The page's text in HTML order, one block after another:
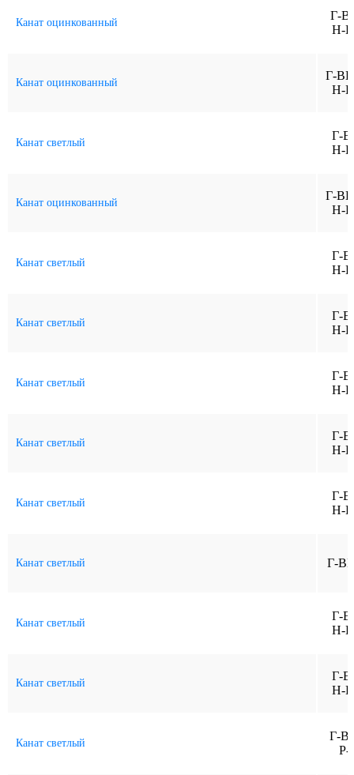
Канат оцинкованный
Г-
Н-
Канат оцинкованный
Г-
Н-
Канат светлый
Г-
Н-
Канат оцинкованный
Г-
Н-
Канат светлый
Г-
Н-
Канат светлый
Г-
Н-
Канат светлый
Г-
Н-
Канат светлый
Г-
Н-
Канат светлый
Г-
Н-
Канат светлый Г-
Канат светлый
Г-
Н-
Канат светлый
Г-
Н-
Канат светлый
Г-
Р-